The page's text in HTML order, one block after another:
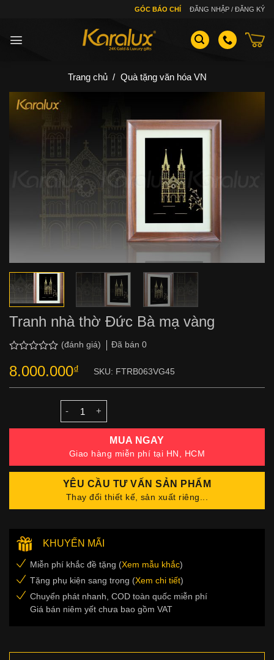
GÓC BÁO CHÍ ĐĂNG NHẬP / ĐĂNG KÝ
Trang chủ / Quà tặng văn hóa VN
Tranh nhà thờ Đức Bà mạ vàng
xếp
hạng
0.0
(đánh giá) Đã bán 0
8.000.000₫ SKU: FTRB063VG45
MUA NGAY
Giao hàng miễn phí tại HN, HCM
YÊU CẦU TƯ VẤN SẢN PHẨM
Thay đổi thiết kế, sản xuất riêng...
KHUYẾN MÃI
Miễn phí khắc đề tặng (Xem mẫu khắc)
Tặng phụ kiện sang trọng (Xem chi tiết)
Chuyển phát nhanh, COD toàn quốc miễn phí
Giá bán niêm yết chưa bao gồm VAT